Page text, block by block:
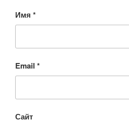
Имя *
Email *
Сайт